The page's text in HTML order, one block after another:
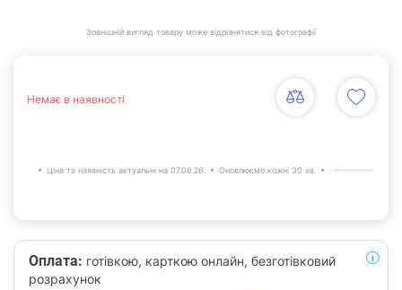
Зовнішній вигляд товару може відрізнятися від фотографії
Немає в наявності
Ціна та наявність актуальні на 07.08.26. Оновлюємо кожні 30 хв.
Оплата: готівкою, карткою онлайн, безготівковий
розрахунок